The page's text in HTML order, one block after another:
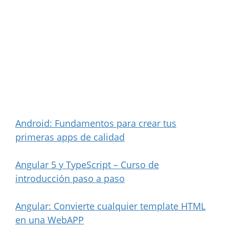
Android: Fundamentos para crear tus
primeras apps de calidad
Angular 5 y TypeScript – Curso de
introducción paso a paso
Angular: Convierte cualquier template HTML
en una WebAPP